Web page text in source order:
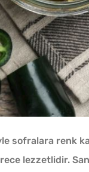
sofralara renk
lezzetlidir.